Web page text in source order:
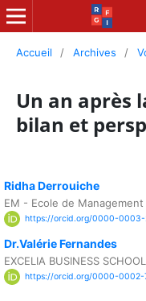
Accueil / Archives /
Un an après
bilan et
Ridha Derrouiche
EM - Ecole de
https://orcid.org/0000-0003-
Dr.Valérie Fernandes
EXCELIA BUSINESS SCHOOL
https://orcid.org/0000-0002-